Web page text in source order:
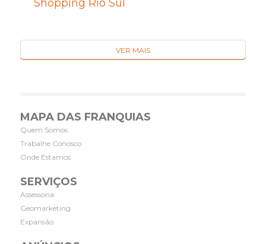
Shopping Rio Sul
VER MAIS
MAPA DAS FRANQUIAS
Quem Somos
Trabalhe Conosco
Onde Estamos
SERVIÇOS
Assessoria
Geomarketing
Expansão